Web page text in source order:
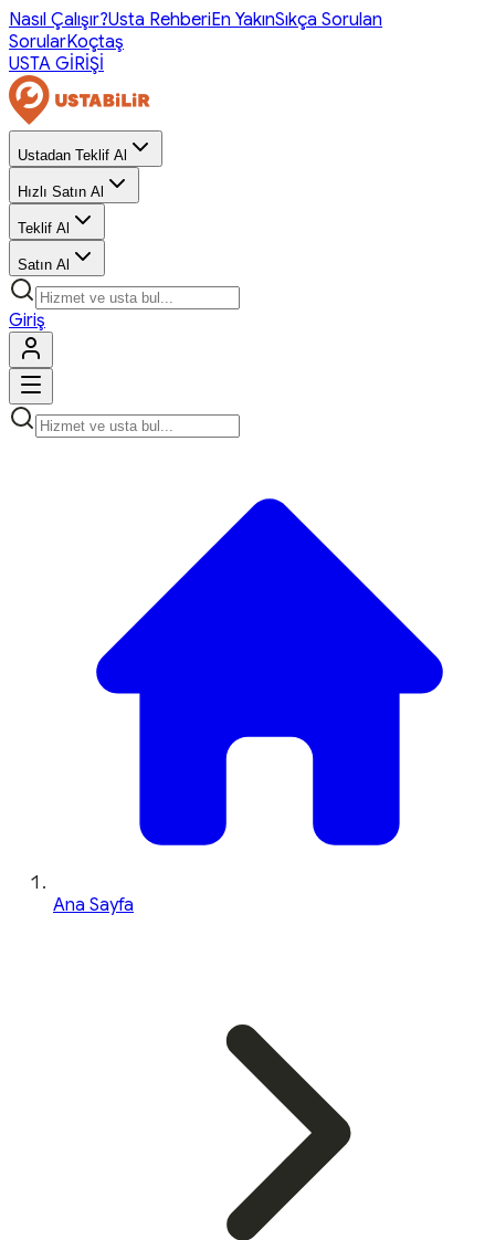
Nasıl Çalışır?Usta RehberiEn YakınSıkça Sorulan
SorularKoçtaş
USTA GİRİŞİ
Ustadan Teklif Al
Hızlı Satın Al
Teklif Al
Satın Al
Giriş
Ana Sayfa